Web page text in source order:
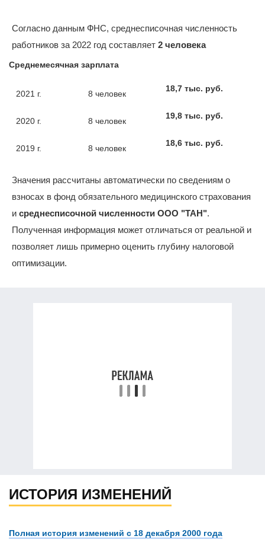
Согласно данным ФНС, среднесписочная численность
работников за 2022 год составляет 2 человека
Среднемесячная зарплата
2021 г. 8 человек
18,7 тыс. руб.
2020 г. 8 человек
19,8 тыс. руб.
2019 г. 8 человек
18,6 тыс. руб.
Значения рассчитаны автоматически по сведениям о
взносах в фонд обязательного медицинского страхования
и среднесписочной численности ООО "ТАН".
Полученная информация может отличаться от реальной и
позволяет лишь примерно оценить глубину налоговой
оптимизации.
ИСТОРИЯ ИЗМЕНЕНИЙ
Полная история изменений с 18 декабря 2000 года